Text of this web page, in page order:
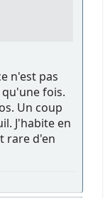
n'est pas
fois.
Un coup
J'habite en
rare d'en